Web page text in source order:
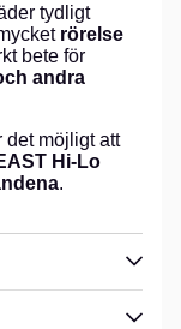
tydligt
rörelse
bete för
andra
det möjligt att
Hi-Lo
.
BETYG 0